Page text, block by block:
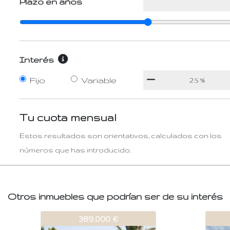
Interés
Fijo Variable
Tu cuota mensual
Estos resultados son orientativos, calculados con los
números que has introducido.
Otros inmuebles que podrían ser de su interés
546-V403419.500 € 546-
546-V403419.500 €